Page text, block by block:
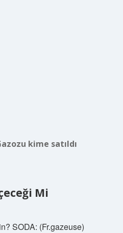
kime satıldı
Mi
SODA: (Fr.gazeuse)